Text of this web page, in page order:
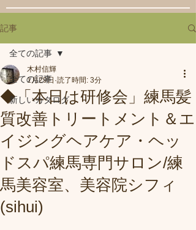
記事
全ての記事
新しいカタログ
全ての記事
◆「本日は研修会」練馬髪
質改善トリートメント＆エ
イジングヘアケア・ヘッ
ドスパ練馬専門サロン/練
馬美容室、美容院シフィ
(sihui)
木村信輝
1月29日 読了時間: 3分